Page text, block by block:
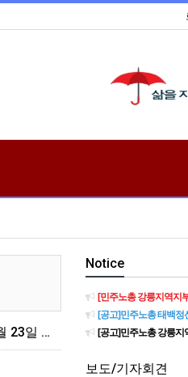
강원도 전역에서 2020년 설 맞이 귀향선전전을 버스터미널과 주요 거점에서 1월 23일 일제히 진행
Notice
[민주노총 강릉지역지부]
[공고]민주노총 태백정
[공고]민주노총 강릉지
보도/기자회견